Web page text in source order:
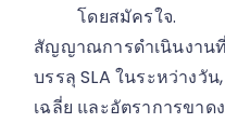
โดยสมัครใจ.
สัญญาณการดำเนินงาน
บรรลุ SLA ในระหว่างวั
เฉลี่ย และอัตราการขา